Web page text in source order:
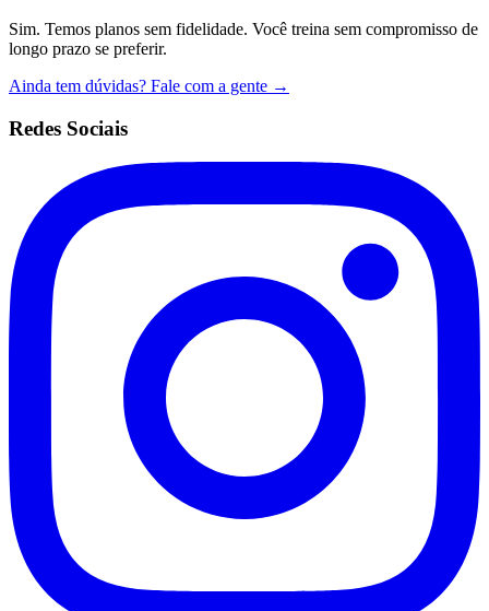
Sim. Temos planos sem fidelidade. Você treina sem compromisso de
longo prazo se preferir.
Ainda tem dúvidas? Fale com a gente →
Redes Sociais